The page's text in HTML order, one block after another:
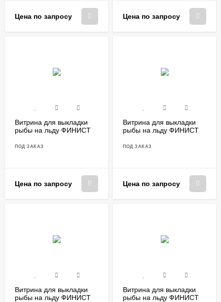
Цена по запросу Цена по запросу
Витрина для выкладки
рыбы на льду ФИНИСТ
ПОД ЗАКАЗ
Цена по запросу
Витрина для выкладки
рыбы на льду ФИНИСТ
ПОД ЗАКАЗ
Цена по запросу
Витрина для выкладки
рыбы на льду ФИНИСТ
Витрина для выкладки
рыбы на льду ФИНИСТ